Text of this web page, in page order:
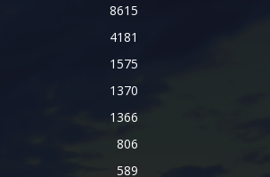
8615
4181
1575
1370
1366
806
589